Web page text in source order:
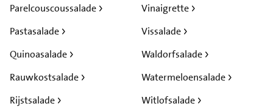
Parelcouscoussalade
Pastasalade
Quinoasalade
Rauwkostsalade
Rijstsalade
Vinaigrette
Vissalade
Waldorfsalade
Watermeloensalade
Witlofsalade